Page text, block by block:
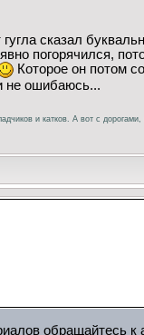
сказал
погорячился,
Которое он потом
ошибаюсь...
и катков. А вот с дорогами,
обращайтесь к